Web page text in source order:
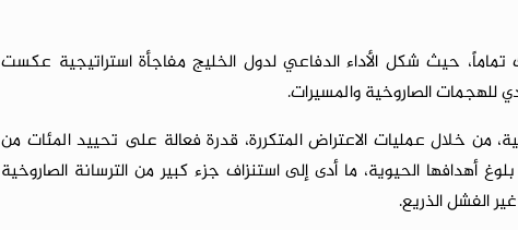
حيث شكل الأداء الدفاعي لدول الخليج مفاجأة استراتيجية عكست
للهجمات الصاروخية والمسيرات.
من خلال عمليات الاعتراض المتكررة، قدرة فعالة على تحييد المئات من
بلوغ أهدافها الحيوية، ما أدى إلى استنزاف جزء كبير من الترسانة الصاروخية
الفشل الذريع.